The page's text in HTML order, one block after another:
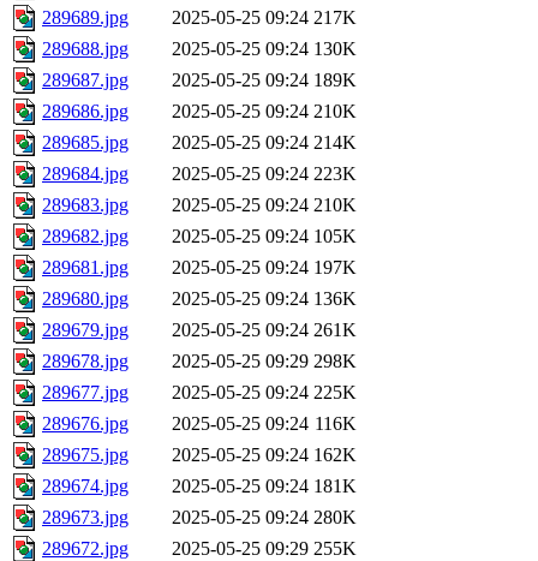
289689.jpg
2025-05-25 09:24 217K
289688.jpg
2025-05-25 09:24 130K
289687.jpg
2025-05-25 09:24 189K
289686.jpg
2025-05-25 09:24 210K
289685.jpg
2025-05-25 09:24 214K
289684.jpg
2025-05-25 09:24 223K
289683.jpg
2025-05-25 09:24 210K
289682.jpg
2025-05-25 09:24 105K
289681.jpg
2025-05-25 09:24 197K
289680.jpg
2025-05-25 09:24 136K
289679.jpg
2025-05-25 09:24 261K
289678.jpg
2025-05-25 09:29 298K
289677.jpg
2025-05-25 09:24 225K
289676.jpg
2025-05-25 09:24 116K
289675.jpg
2025-05-25 09:24 162K
289674.jpg
2025-05-25 09:24 181K
289673.jpg
2025-05-25 09:24 280K
289672.jpg
2025-05-25 09:29 255K